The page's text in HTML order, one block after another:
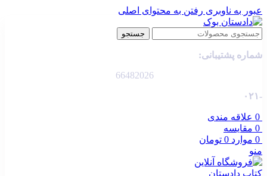
عبور به ناوبری رفتن به محتوای اصلی
جستجو
شماره پشتیبانی:
66482026
-۰۲۱
0 علاقه مندی
0 مقایسه
0 موارد 0 تومان
منو